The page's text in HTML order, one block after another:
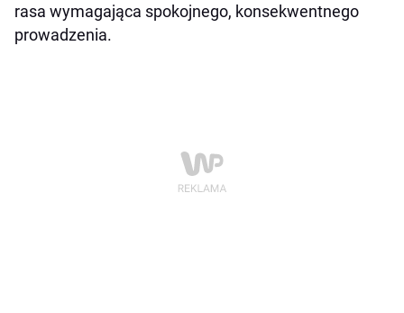
rasa wymagająca spokojnego, konsekwentnego
prowadzenia.